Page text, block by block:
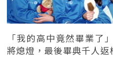
「我的高中竟然畢業了
將熄燈，最後畢典千人返